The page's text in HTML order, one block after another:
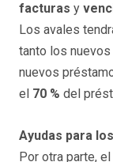
facturas y
Los avales
tanto los nuevos
nuevos
el 70 % del
Ayudas para
Por otra parte,